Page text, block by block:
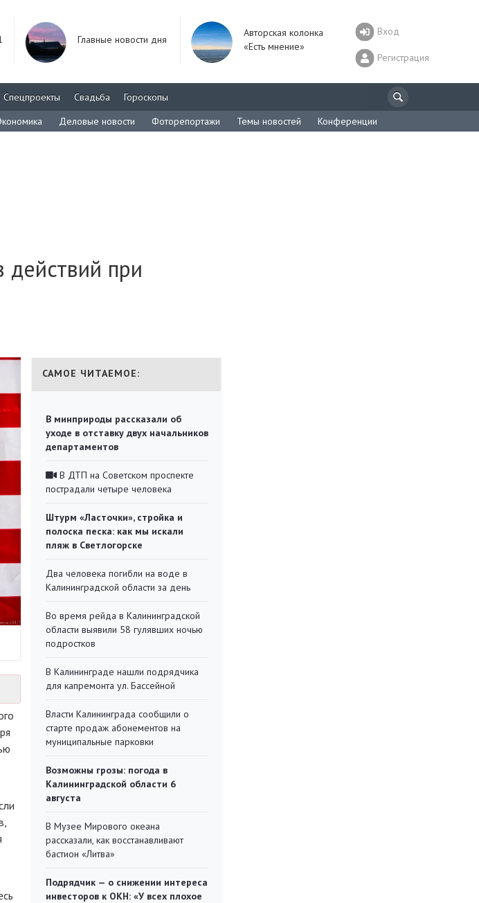
Главные новости дня
Авторская колонка
«Есть мнение»
Вход
Регистрация
Спецпроекты Свадьба
Гороскопы
Деловые новости Фоторепортажи Темы новостей Конференции
при
САМОЕ ЧИТАЕМОЕ:
В минприроды рассказали об
уходе в отставку двух начальников
департаментов
В ДТП на Советском проспекте
пострадали четыре человека
Штурм «Ласточки», стройка и
полоска песка: как мы искали
пляж в Светлогорске
Два человека погибли на воде в
Калининградской области за день
Во время рейда в Калининградской
области выявили 58 гулявших ночью
подростков
В Калининграде нашли подрядчика
для капремонта ул. Бассейной
Власти Калининграда сообщили о
старте продаж абонементов на
муниципальные парковки
Возможны грозы: погода в
Калининградской области 6
августа
В Музее Мирового океана
рассказали, как восстанавливают
бастион «Литва»
Подрядчик — о снижении интереса
инвесторов к ОКН: «У всех плохое